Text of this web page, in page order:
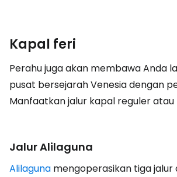
Kapal feri
Perahu juga akan membawa Anda
pusat bersejarah Venesia dengan
Manfaatkan jalur kapal reguler atau
Jalur Alilaguna
Alilaguna mengoperasikan tiga jalur